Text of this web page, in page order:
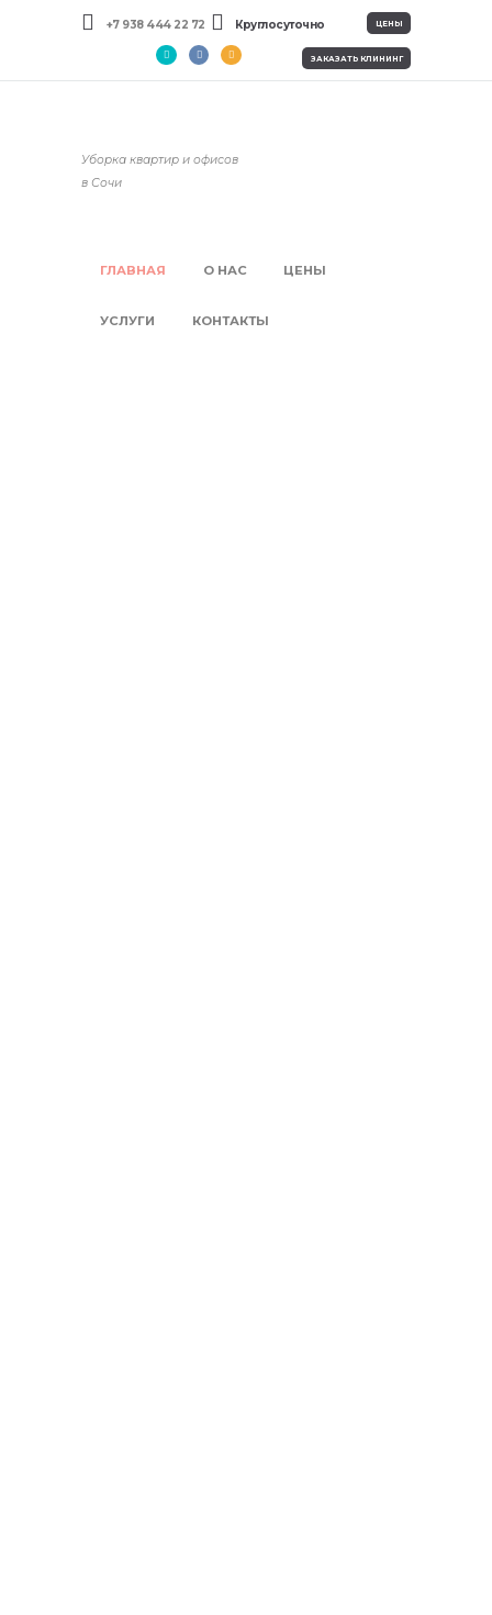
+7 938 444 22 72 Круглосуточно ЦЕНЫ
ЗАКАЗАТЬ КЛИНИНГ
Уборка квартир и офисов
в Сочи
ГЛАВНАЯ О НАС ЦЕНЫ
УСЛУГИ КОНТАКТЫ